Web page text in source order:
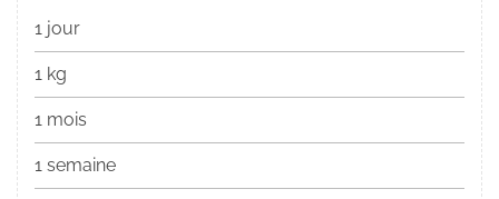
1 jour
1 kg
1 mois
1 semaine